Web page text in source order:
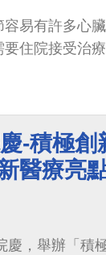
易有許多心
住院接受治
-積極創
醫療亮
慶，舉辦「積